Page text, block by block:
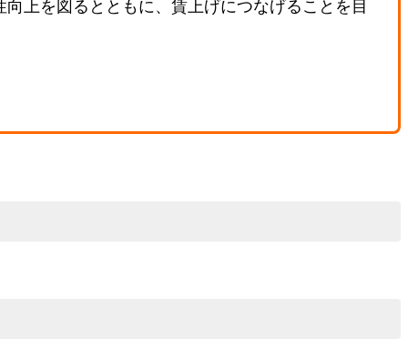
上を図るとともに、賃上げにつなげることを目